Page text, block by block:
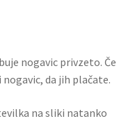
nogavic privzeto. Če
da jih plačate.
na sliki natanko